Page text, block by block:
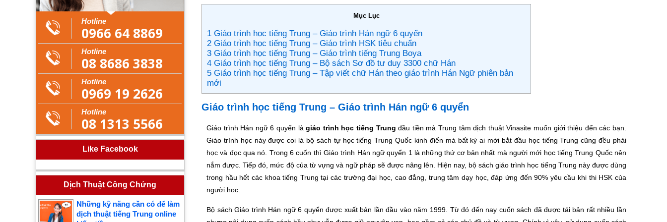
Mục Lục
1 Giáo trình học tiếng Trung – Giáo trình Hán ngữ 6 quyển
2 Giáo trình học tiếng Trung – Giáo trình HSK tiêu chuẩn
3 Giáo trình học tiếng Trung – Giáo trình tiếng Trung Boya
4 Giáo trình học tiếng Trung – Bộ sách Sơ đồ tư duy 3300 chữ Hán
5 Giáo trình học tiếng Trung – Tập viết chữ Hán theo giáo trình Hán Ngữ phiên bản
mới
Giáo trình học tiếng Trung – Giáo trình Hán ngữ 6 quyển
Giáo trình Hán ngữ 6 quyển làgiáo trình học tiếng Trung đầu tiền mà Trung tâm dịch thuật Vinasite muốn giới thiệu đến các bạn.
Giáo trình học này được coi là bộ sách tự học tiếng Trung Quốc kinh điển mà bất kỳ ai mới bắt đầu học tiếng Trung cũng đều phải
học và đọc qua nó. Trong 6 cuốn thì Giáo trình Hán ngữ quyển 1 là những thứ cơ bản nhất mà người mới học tiếng Trung Quốc nên
nắm được. Tiếp đó, mức độ của từ vựng và ngữ pháp sẽ được nâng lên. Hiện nay, bộ sách giáo trình học tiếng Trung này được dùng
trong hầu hết các khoa tiếng Trung tại các trường đại học, cao đẳng, trung tâm dạy học, đáp ứng đến 90% yêu cầu khi thi HSK của
người học.
Bộ sách Giáo trình Hán ngữ 6 quyển được xuất bản lần đầu vào năm 1999. Từ đó đến nay cuốn sách đã được tái bản rất nhiều lần
Hotline
0966 64 8869
Hotline
08 8686 3838
Hotline
0969 19 2626
Hotline
08 1313 5566
Like Facebook
Dịch Thuật Công Chứng
Những kỹ năng cần có để làm
dịch thuật tiếng Trung online